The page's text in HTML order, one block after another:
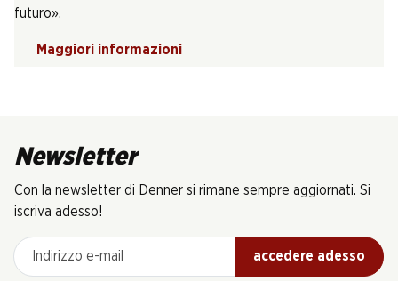
futuro».
Maggiori informazioni
Newsletter
Con la newsletter di Denner si rimane sempre aggiornati. Si
iscriva adesso!
Indirizzo e-mail
accedere adesso